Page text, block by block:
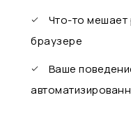
Что-то
браузере
Ваше